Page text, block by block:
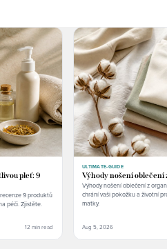
pleť: 9
9 produktů
péči. Zjistěte.
12 min read
ULTIMATE-GUIDE
Výhody nošení
Výhody nošení oblečení z
chrání vaši pokožku a životní
matky.
Aug 5, 2026